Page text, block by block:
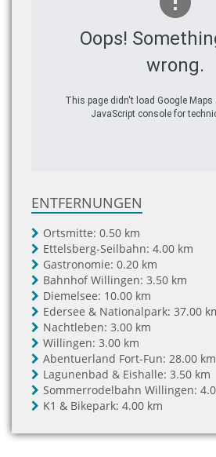
Oops!
wrong.
This page didn't load Google Maps
JavaScript console for
ENTFERNUNGEN
Ortsmitte: 0.50 km
Ettelsberg-Seilbahn: 4.00 km
Gastronomie: 0.20 km
Bahnhof Willingen: 3.50 km
Diemelsee: 10.00 km
Edersee & Nationalpark: 37.00
Nachtleben: 3.00 km
Willingen: 3.00 km
Abentuerland Fort-Fun: 28.00 km
Lagunenbad & Eishalle: 3.50 km
Sommerrodelbahn Willingen:
K1 & Bikepark: 4.00 km